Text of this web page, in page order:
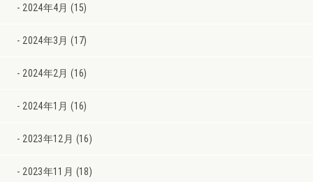
2024年4月 (15)
2024年3月 (17)
2024年2月 (16)
2024年1月 (16)
2023年12月 (16)
2023年11月 (18)